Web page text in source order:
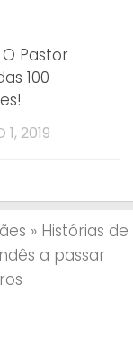
Pastor
100
1, 2019
» Histórias de
a passar